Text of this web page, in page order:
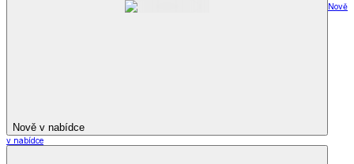
Nově v nabídce
Nově
v nabídce